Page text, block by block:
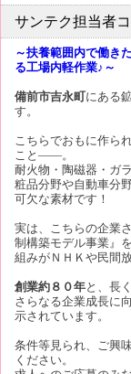
サンテク担当者
～扶養範囲内で働き
る工場内軽作業♪～
備前市吉永町にある
す。
こちらでおもに作ら
こと――。
耐火物・陶磁器・ガ
粧品分野や自動車分
可欠な素材です！
実は、こちらの企業
制構築モデル事業』
組みがＮＨＫや民間
創業約８０年と、長
さらなる企業成長に
示されています。
条件等見られ、ご興
ください。